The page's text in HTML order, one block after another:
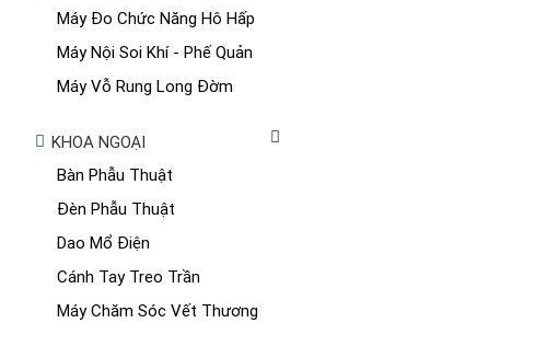
Máy Đo Chức Năng Hô Hấp
Máy Nội Soi Khí - Phế Quản
Máy Vỗ Rung Long Đờm
KHOA NGOẠI
Bàn Phẫu Thuật
Đèn Phẫu Thuật
Dao Mổ Điện
Cánh Tay Treo Trần
Máy Chăm Sóc Vết Thương